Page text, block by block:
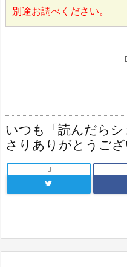
別途お調べください。
いつも「読んだら
さりありがとうござ
